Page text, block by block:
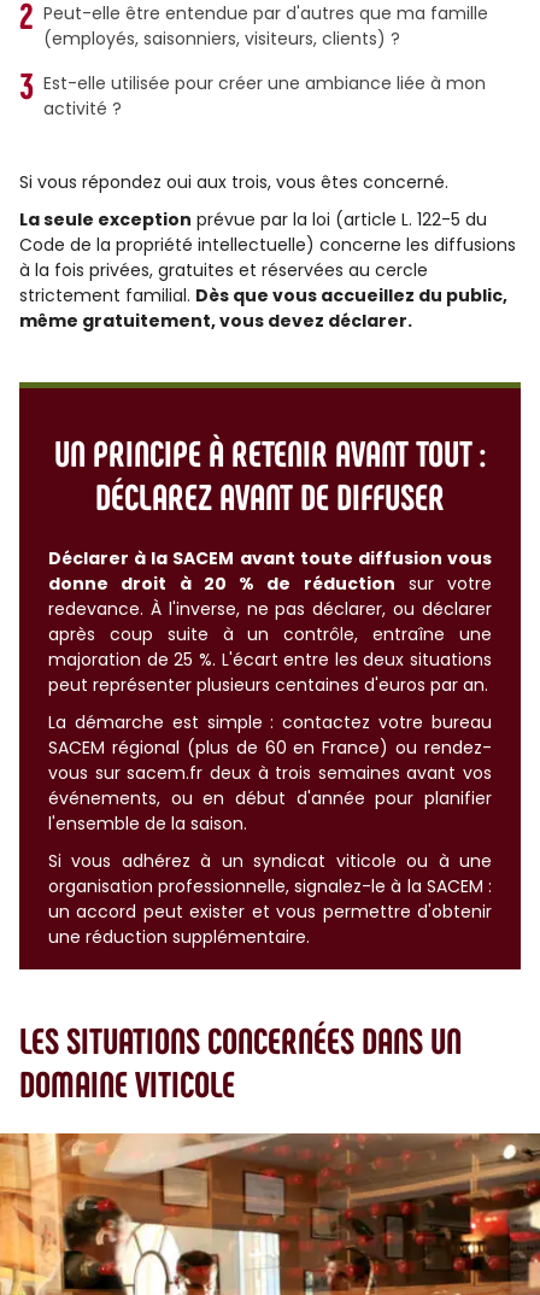
Peut-elle être entendue par d'autres que ma famille
(employés, saisonniers, visiteurs, clients) ?
Est-elle utilisée pour créer une ambiance liée à mon
activité ?
Si vous répondez oui aux trois, vous êtes concerné.
La seule exception prévue par la loi (article L. 122-5 du
Code de la propriété intellectuelle) concerne les diffusions
à la fois privées, gratuites et réservées au cercle
strictement familial. Dès que vous accueillez du public,
même gratuitement, vous devez déclarer.
UN PRINCIPE À RETENIR AVANT TOUT :
DÉCLAREZ AVANT DE DIFFUSER
Déclarer à la SACEM avant toute diffusion vous
donne droit à 20 % de réduction sur votre
redevance. À l'inverse, ne pas déclarer, ou déclarer
après coup suite à un contrôle, entraîne une
majoration de 25 %. L'écart entre les deux situations
peut représenter plusieurs centaines d'euros par an.
La démarche est simple : contactez votre bureau
SACEM régional (plus de 60 en France) ou rendez-
vous sur sacem.fr deux à trois semaines avant vos
événements, ou en début d'année pour planifier
l'ensemble de la saison.
Si vous adhérez à un syndicat viticole ou à une
organisation professionnelle, signalez-le à la SACEM :
un accord peut exister et vous permettre d'obtenir
une réduction supplémentaire.
LES SITUATIONS CONCERNÉES DANS UN
DOMAINE VITICOLE